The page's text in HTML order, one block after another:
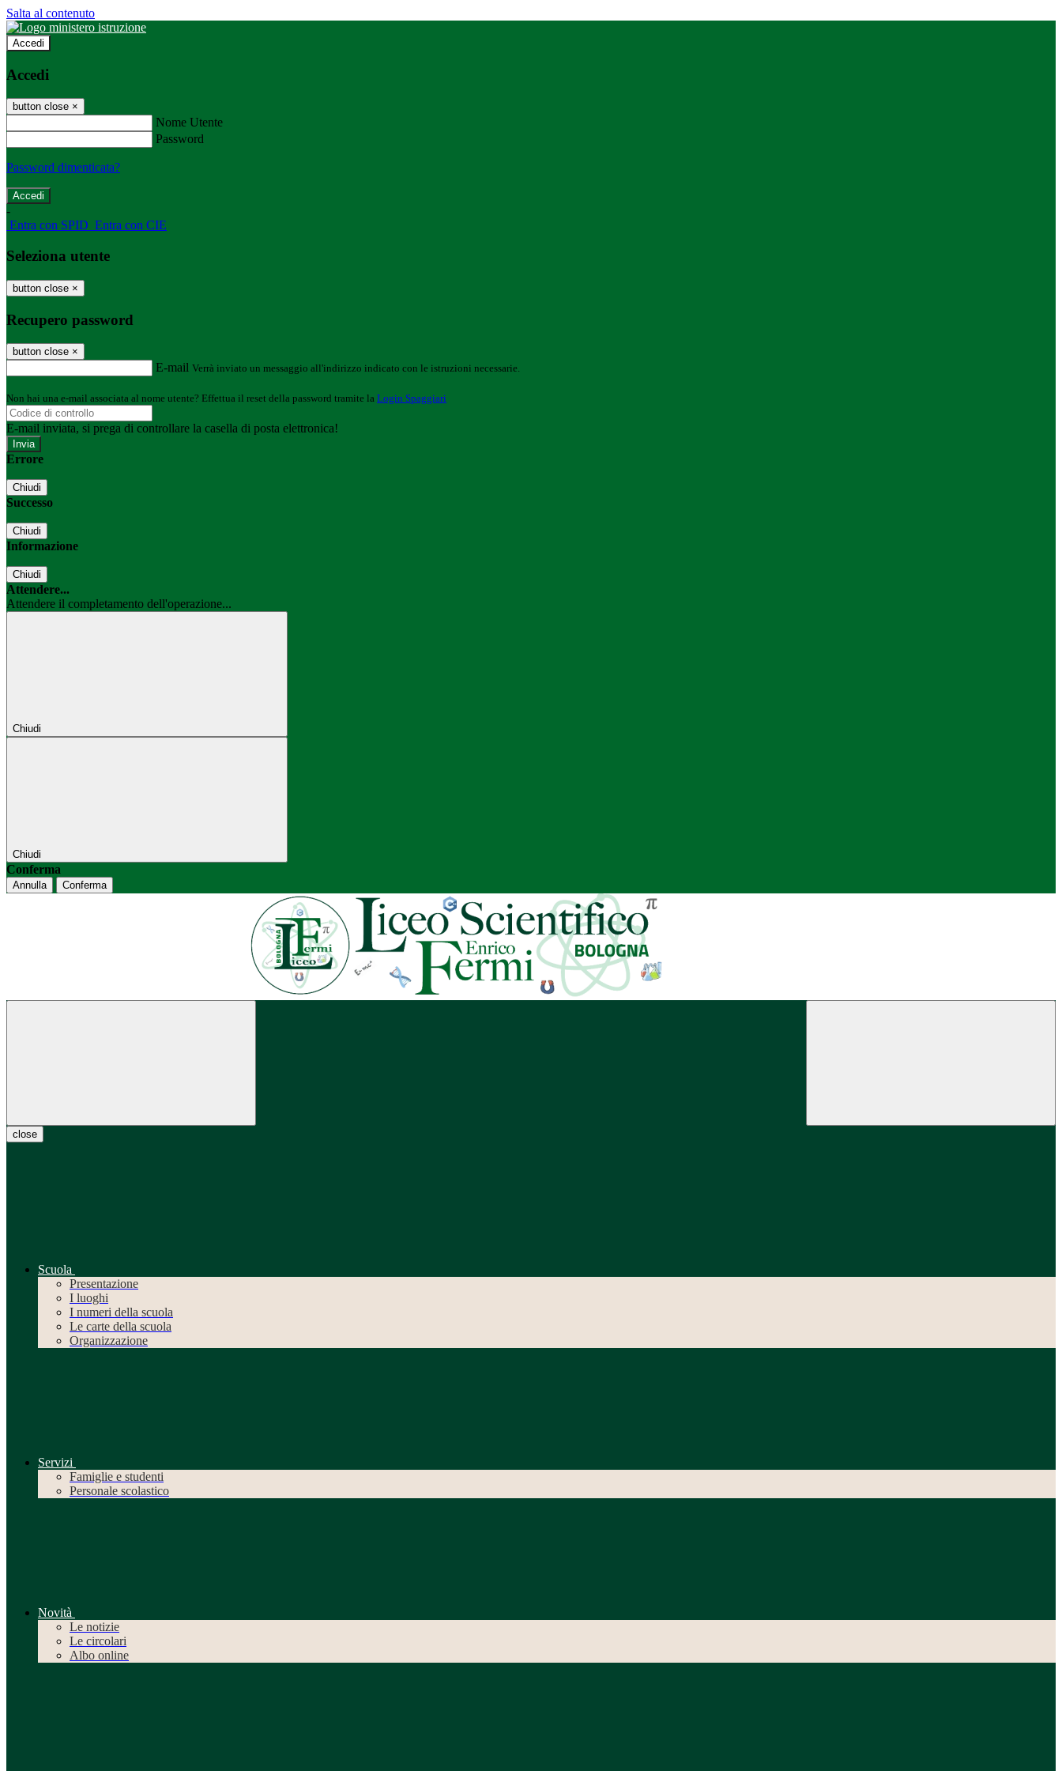
Salta al contenuto
Accedi
Accedi
button close ×
Nome Utente
Password
Password dimenticata?
-
Entra con SPID Entra con CIE
Seleziona utente
button close ×
Recupero password
button close ×
E-mail Verrà inviato un messaggio all'indirizzo indicato con le istruzioni necessarie.
Non hai una e-mail associata al nome utente? Effettua il reset della password tramite la Login Spaggiari
E-mail inviata, si prega di controllare la casella di posta elettronica!
Errore
Chiudi
Successo
Chiudi
Informazione
Chiudi
Attendere...
Attendere il completamento dell'operazione...
Chiudi
Chiudi
Conferma
Annulla Conferma
close
Scuola
Presentazione
I luoghi
I numeri della scuola
Le carte della scuola
Organizzazione
Servizi
Famiglie e studenti
Personale scolastico
Novità
Le notizie
Le circolari
Albo online